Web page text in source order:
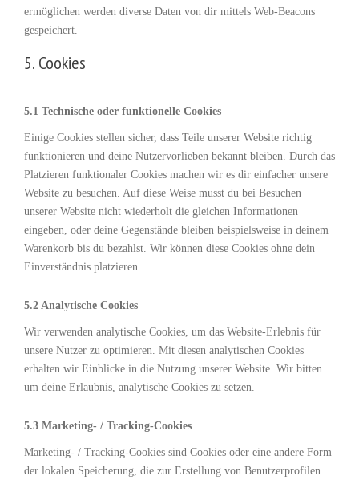
ermöglichen werden diverse Daten von dir mittels Web-Beacons
gespeichert.
5. Cookies
5.1 Technische oder funktionelle Cookies
Einige Cookies stellen sicher, dass Teile unserer Website richtig
funktionieren und deine Nutzervorlieben bekannt bleiben. Durch das
Platzieren funktionaler Cookies machen wir es dir einfacher unsere
Website zu besuchen. Auf diese Weise musst du bei Besuchen
unserer Website nicht wiederholt die gleichen Informationen
eingeben, oder deine Gegenstände bleiben beispielsweise in deinem
Warenkorb bis du bezahlst. Wir können diese Cookies ohne dein
Einverständnis platzieren.
5.2 Analytische Cookies
Wir verwenden analytische Cookies, um das Website-Erlebnis für
unsere Nutzer zu optimieren. Mit diesen analytischen Cookies
erhalten wir Einblicke in die Nutzung unserer Website. Wir bitten
um deine Erlaubnis, analytische Cookies zu setzen.
5.3 Marketing- / Tracking-Cookies
Marketing- / Tracking-Cookies sind Cookies oder eine andere Form
der lokalen Speicherung, die zur Erstellung von Benutzerprofilen